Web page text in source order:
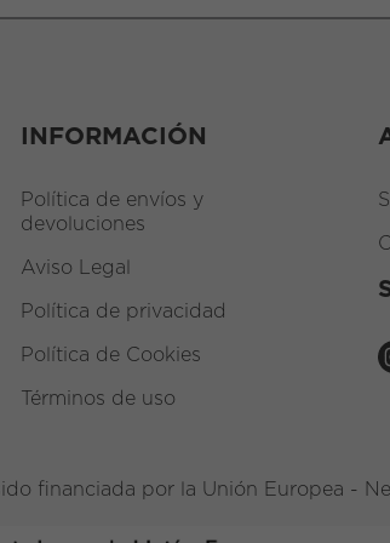
INFORMACIÓN
Política de envíos y
devoluciones
Aviso Legal
Política de privacidad
Política de Cookies
Términos de uso
financiada por la Unión Europea -